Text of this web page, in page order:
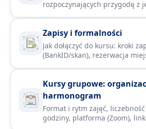
rozpoczynających przygodę z
cele językowe i dlaczego warto
szkołę.
Zapisy i formalności
Jak dołączyć do kursu: kroki
(BankID/skan), rezerwacja
poziomu i podstawowe kwestie
organizacyjne.
Kursy grupowe:
harmonogram
Format i rytm zajęć,
godziny, platforma (Zoom),